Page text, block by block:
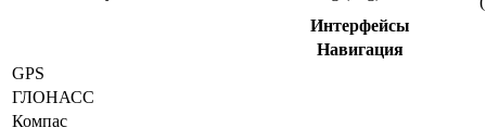
Интерфейсы
Навигация
GPS
ГЛОНАСС
Компас